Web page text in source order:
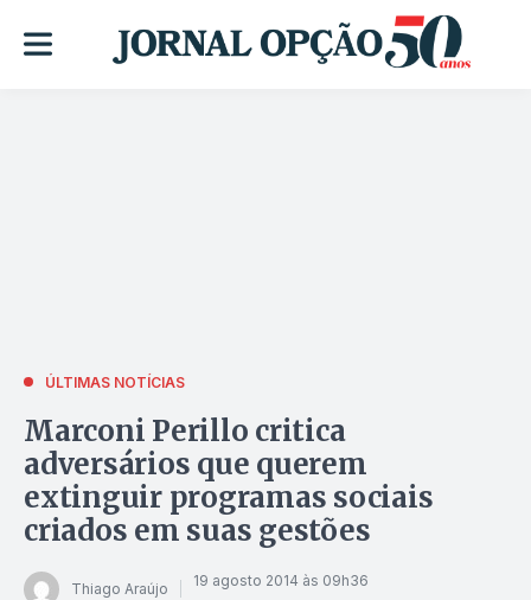
ÚLTIMAS NOTÍCIAS
Marconi Perillo critica
adversários que querem
extinguir programas sociais
criados em suas gestões
Thiago Araújo 19 agosto 2014 às 09h36